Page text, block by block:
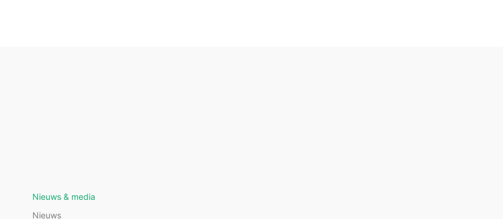
Nieuws & media
Nieuws